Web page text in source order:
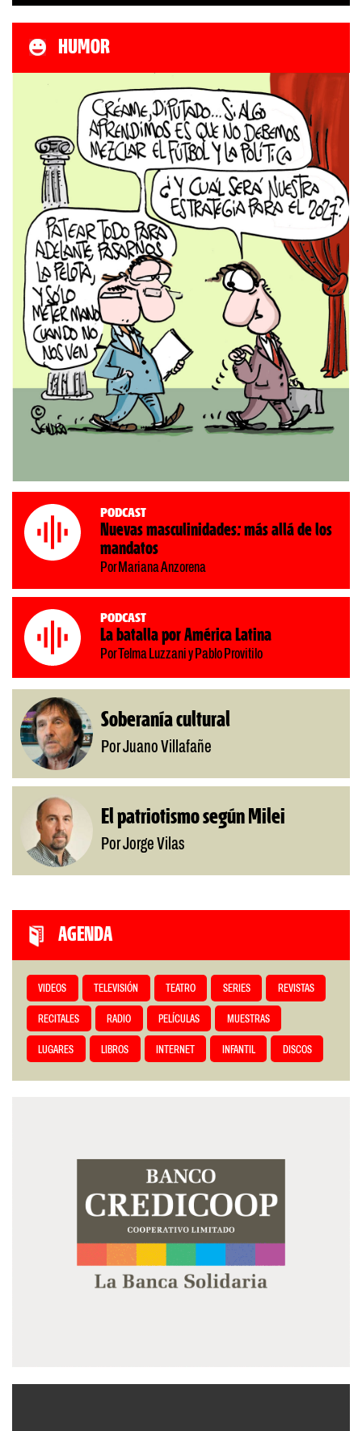
HUMOR
Podcast
Nuevas masculinidades: más allá de los
mandatos
Por Mariana Anzorena
Podcast
La batalla por América Latina
Por Telma Luzzani y Pablo Provitilo
Soberanía cultural
Por Juano Villafañe
El patriotismo según Milei
Por Jorge Vilas
AGENDA
VIDEOS TELEVISIÓN TEATRO SERIES REVISTAS
RECITALES RADIO PELÍCULAS MUESTRAS
LUGARES LIBROS INTERNET INFANTIL DISCOS